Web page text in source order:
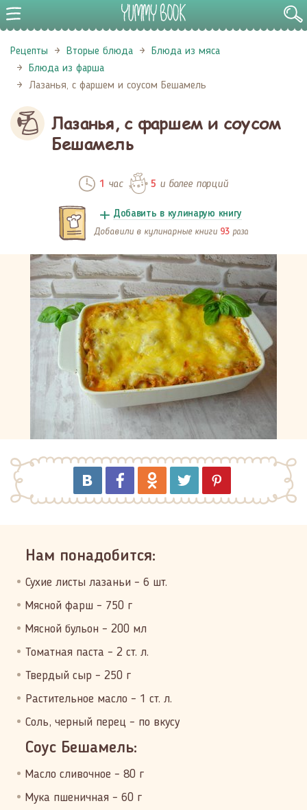
Рецепты Вторые блюда
Блюда из мяса
Блюда из фарша
Лазанья, с фаршем и соусом Бешамель
Лазанья, с фаршем и соусом
Бешамель
1 час 5 и более порций
Добавить в кулинарую книгу
Добавили в кулинарные книги 93 раза
Нам понадобится:
Сухие листы лазаньи – 6 шт.
Мясной фарш – 750 г
Мясной бульон – 200 мл
Томатная паста – 2 ст. л.
Твердый сыр – 250 г
Растительное масло – 1 ст. л.
Соль, черный перец – по вкусу
Соус Бешамель:
Масло сливочное – 80 г
Мука пшеничная – 60 г